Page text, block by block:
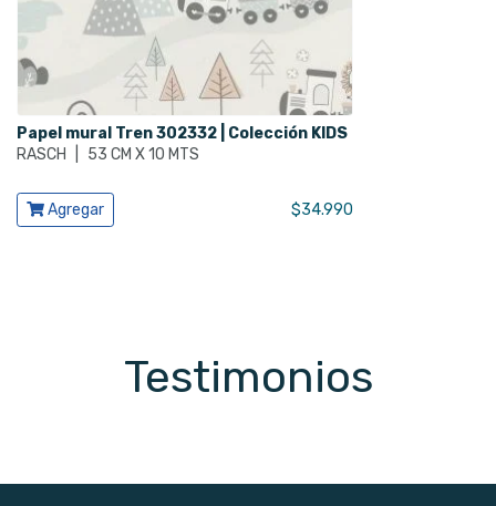
Papel mural Tren 302332 | Colección KIDS
RASCH
53 CM X 10 MTS
Ver producto
Agregar $34.990
Testimonios